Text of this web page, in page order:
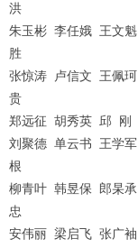
洪
朱玉彬 李任娥 王文魁
胜
张惊涛
卢信文 王佩珂
贵
郑远征 胡秀英 邱 刚
刘聚德 单云书 王学军
根
柳青叶 韩昱保 郎杲承
忠
安伟丽 梁启飞 张广袖